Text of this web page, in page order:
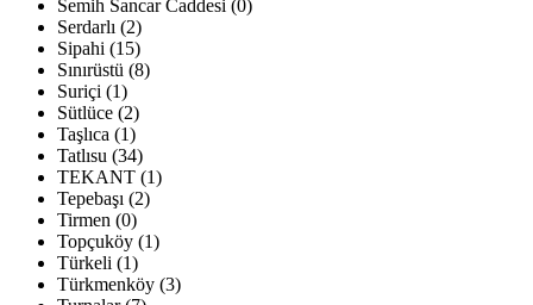
Semih Sancar Caddesi (0)
Serdarlı (2)
Sipahi (15)
Sınırüstü (8)
Suriçi (1)
Sütlüce (2)
Taşlıca (1)
Tatlısu (34)
TEKANT (1)
Tepebaşı (2)
Tirmen (0)
Topçuköy (1)
Türkeli (1)
Türkmenköy (3)